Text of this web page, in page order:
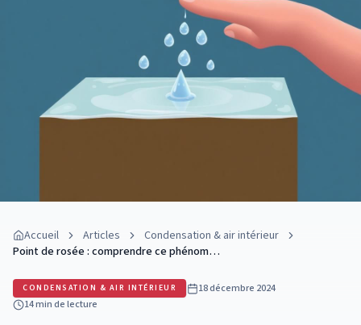
Accueil Articles
Condensation & air intérieur
Point de rosée : comprendre ce phénom…
CONDENSATION & AIR INTÉRIEUR
18 décembre 2024
14 minde lecture